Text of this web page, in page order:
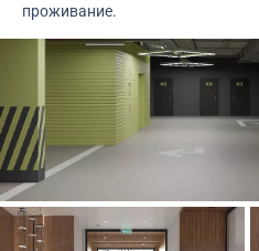
проживание.